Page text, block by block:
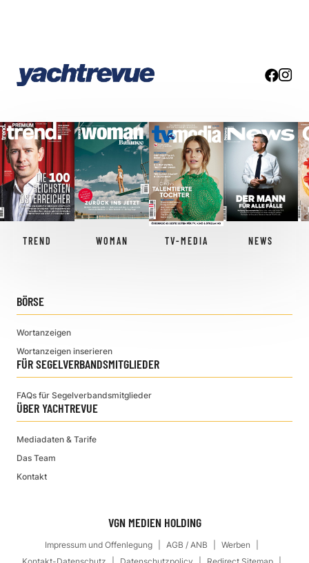
TREND WOMAN TV-MEDIA NEWS
BÖRSE
Wortanzeigen
Wortanzeigen inserieren
FÜR SEGELVERBANDSMITGLIEDER
FAQs für Segelverbandsmitglieder
ÜBER YACHTREVUE
Mediadaten & Tarife
Das Team
Kontakt
VGN MEDIEN HOLDING
Impressum und Offenlegung AGB / ANB
Werben